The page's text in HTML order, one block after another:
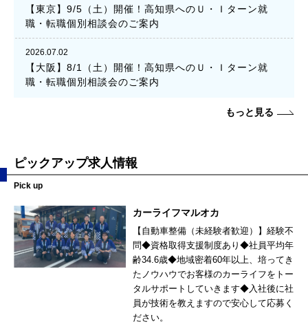
【東京】9/5（土）開催！高知県へのＵ・Ｉターン就
職・転職個別相談会のご案内
2026.07.02
【大阪】8/1（土）開催！高知県へのＵ・Ｉターン就
職・転職個別相談会のご案内
もっと見る
ピックアップ求人情報
Pick up
カーライフマルオカ
【自動車整備（未経験者歓迎）】経験不
問◆資格取得支援制度あり◆社員平均年
齢34.6歳◆地域密着60年以上、培ってき
たノウハウでお客様のカーライフをトー
タルサポートしていきます◆入社後に社
員が技術を教えますので安心して応募く
ださい。